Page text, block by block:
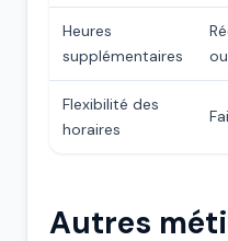
Heures
supplémentaires
Flexibilité des
horaires
Autres